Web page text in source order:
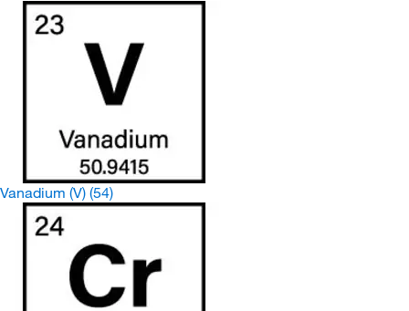
Vanadium (V) (54)